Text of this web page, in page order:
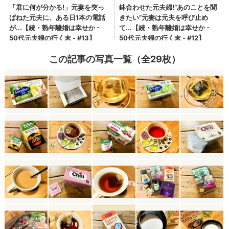
この記事の写真一覧（全29枚）